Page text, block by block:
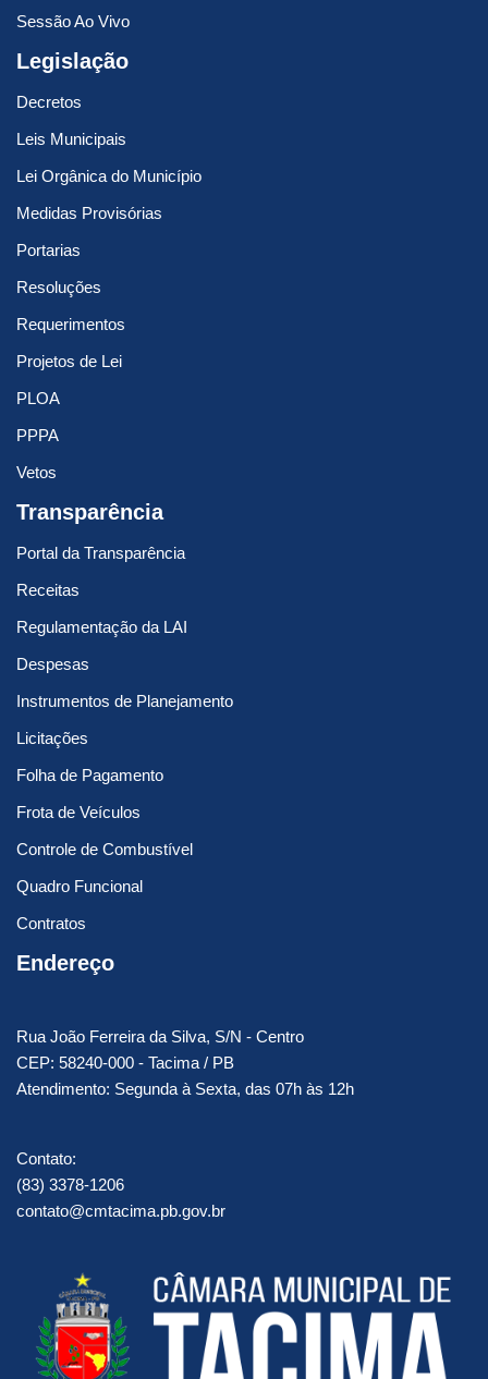
Sessão Ao Vivo
Legislação
Decretos
Leis Municipais
Lei Orgânica do Município
Medidas Provisórias
Portarias
Resoluções
Requerimentos
Projetos de Lei
PLOA
PPPA
Vetos
Transparência
Portal da Transparência
Receitas
Regulamentação da LAI
Despesas
Instrumentos de Planejamento
Licitações
Folha de Pagamento
Frota de Veículos
Controle de Combustível
Quadro Funcional
Contratos
Endereço
Rua João Ferreira da Silva, S/N - Centro
CEP: 58240-000 - Tacima / PB
Atendimento: Segunda à Sexta, das 07h às 12h
Contato:
(83) 3378-1206
contato@cmtacima.pb.gov.br